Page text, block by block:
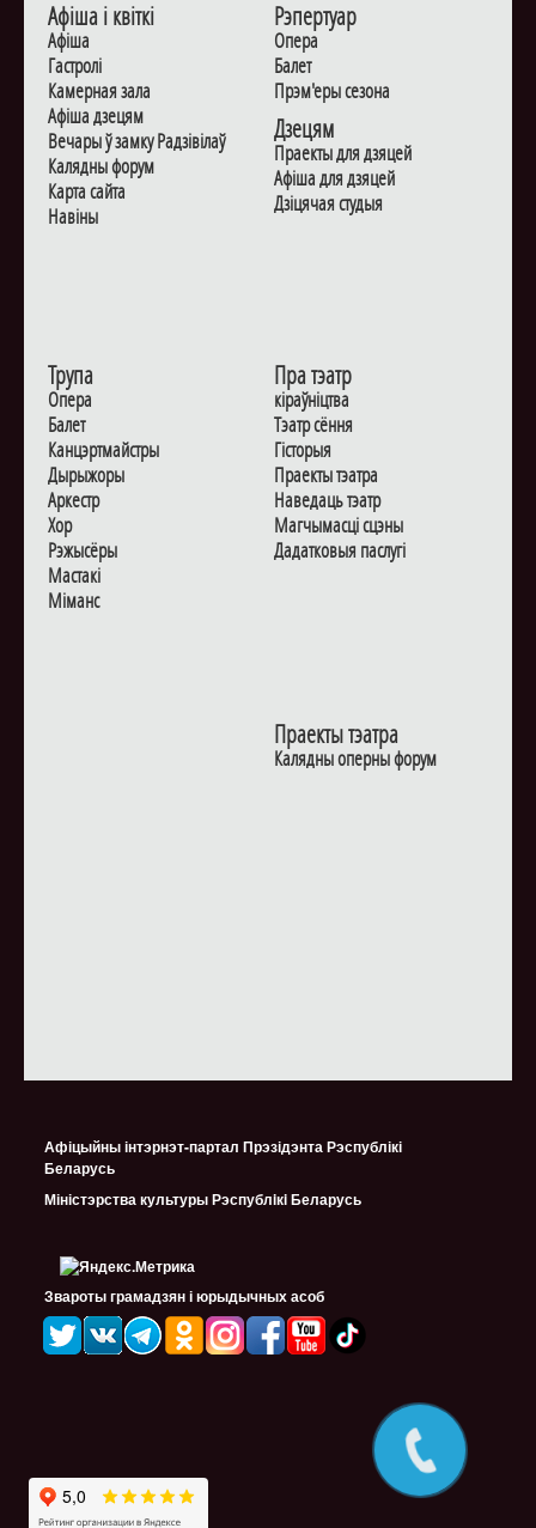
Афiша i квiткi
Афiша
Гастролi
Камерная зала
Афiша дзецям
Вечары ў замку Радзiвiлаў
Калядны форум
Карта сайта
Навiны
Рэпертуар
Опера
Балет
Прэм'еры сезона
Дзецям
Праекты для дзяцей
Афiша для дзяцей
Дзiцячая студыя
Трупа
Опера
Балет
Канцэртмайстры
Дырыжоры
Аркестр
Хор
Рэжысёры
Мастакі
Мiманс
Пра тэатр
кіраўніцтва
Тэатр сёння
Гiсторыя
Праекты тэатра
Наведаць тэатр
Магчымасцi сцэны
Дадаткoвыя паслугi
Праекты тэатра
Калядны оперны форум
Афіцыйны інтэрнэт-партал Прэзідэнта Рэспублікі
Беларусь
Міністэрства культуры Рэспублiкi Беларусь
Звароты грамадзян і юрыдычных асоб